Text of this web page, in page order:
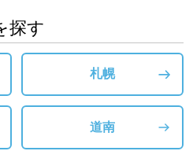
探す
札幌
道南